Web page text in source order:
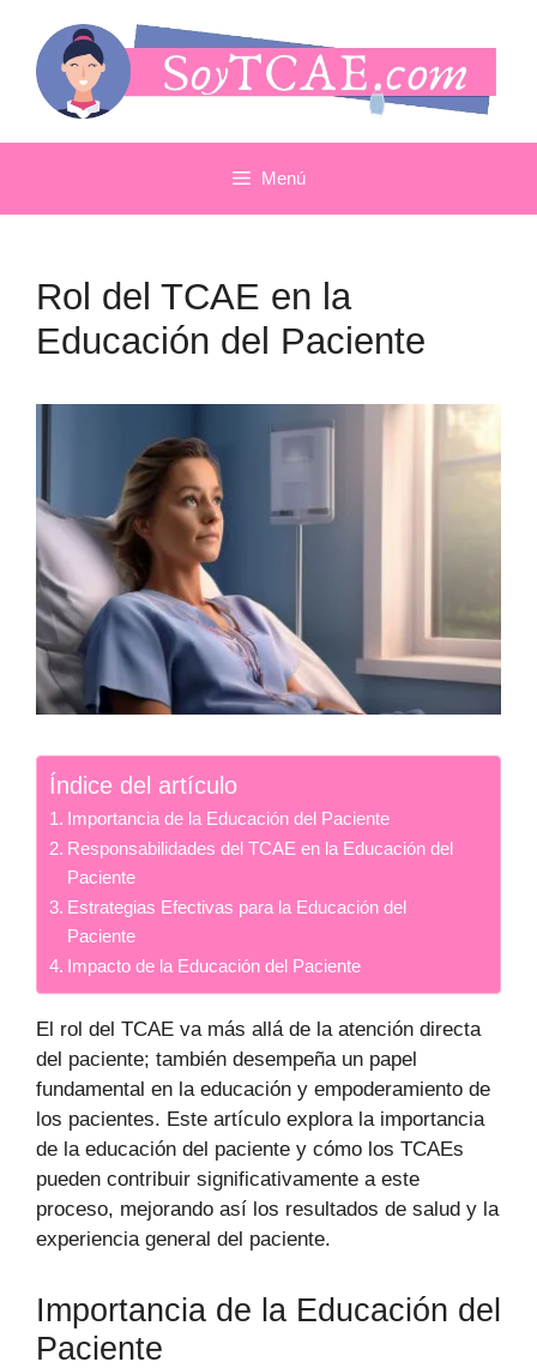
contenido
Menú
Rol del TCAE en la
Educación del Paciente
Índice del artículo
Importancia de la Educación del Paciente
Responsabilidades del TCAE en la Educación del
Paciente
Estrategias Efectivas para la Educación del
Paciente
Impacto de la Educación del Paciente
El rol del TCAE va más allá de la atención directa
del paciente; también desempeña un papel
fundamental en la educación y empoderamiento de
los pacientes. Este artículo explora la importancia
de la educación del paciente y cómo los TCAEs
pueden contribuir significativamente a este
proceso, mejorando así los resultados de salud y la
experiencia general del paciente.
Importancia de la Educación del
Paciente